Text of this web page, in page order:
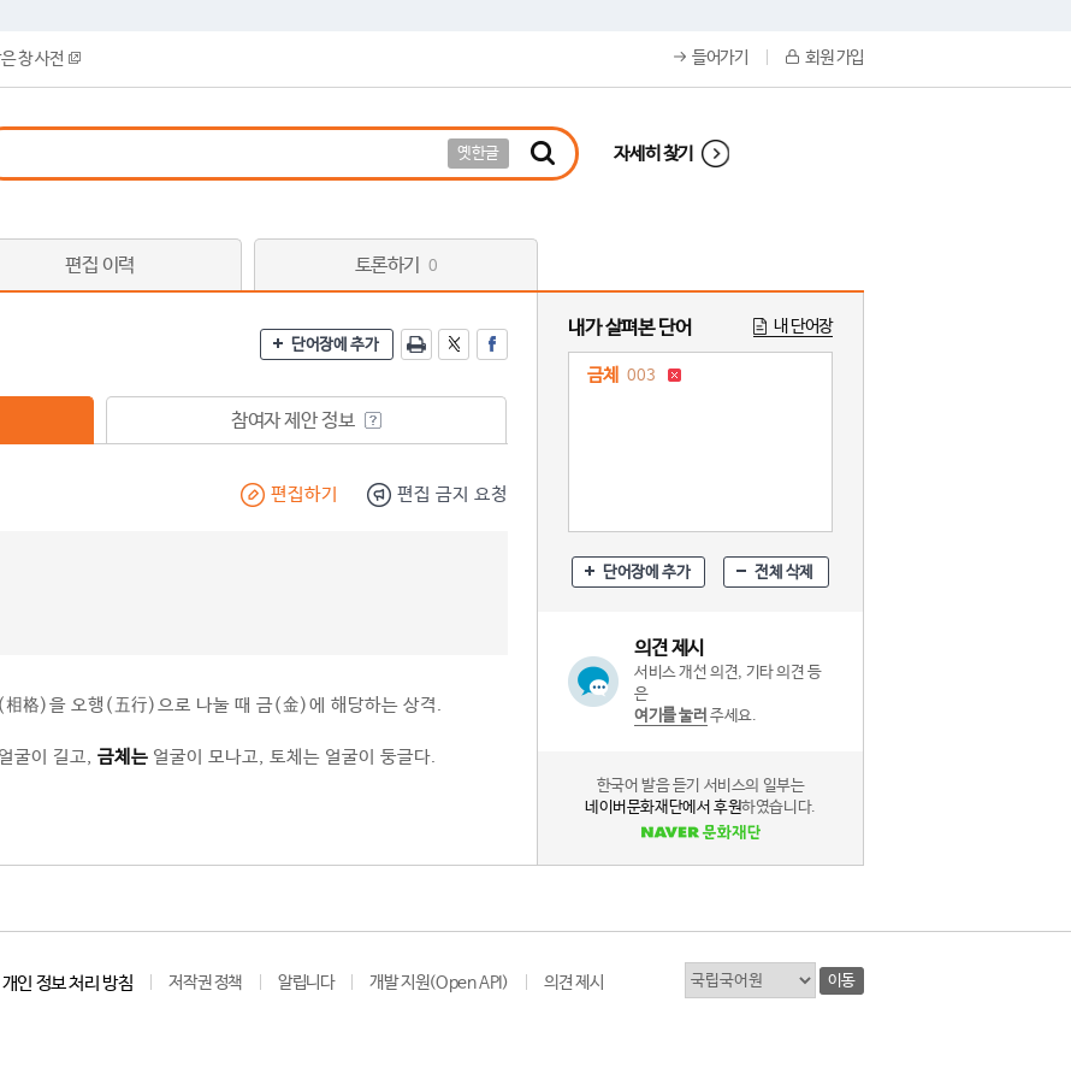
창 사전 들어가기 회원 가입
옛한글 자세히 찾기
편집 이력 토론하기 0
단어장에 추가
참여자 제안 정보
편집하기 편집 금지 요청
格)을 오행(五行)으로 나눌 때 금(金)에 해당하는 상격.
굴이 길고, 금체는 얼굴이 모나고, 토체는 얼굴이 둥글다.
내가 살펴본 단어 내 단어장
금체 003
단어장에 추가 전체 삭제
의견 제시
서비스 개선 의견, 기타 의견 등
은
여기를 눌러 주세요.
한국어 발음 듣기 서비스의 일부는
네이버문화재단에서 후원하였습니다.
개인 정보 처리 방침 저작권 정책 알립니다 개발 지원(Open API) 의견 제시 이동